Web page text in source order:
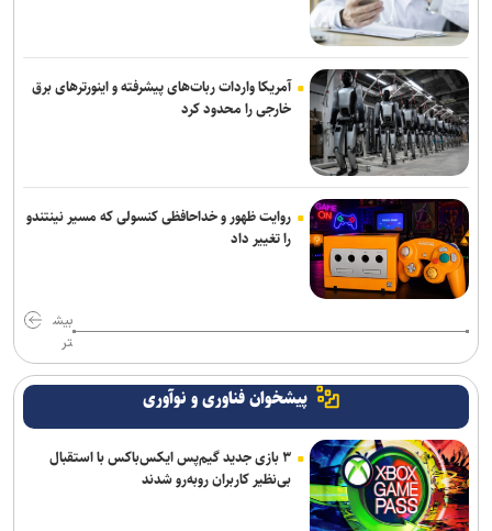
آمریکا واردات ربات‌های پیشرفته و اینورترهای برق
خارجی را محدود کرد
روایت ظهور و خداحافظی کنسولی که مسیر نینتندو
را تغییر داد
بیش
تر
پیشخوان فناوری و نوآوری
۳ بازی جدید گیم‌پس ایکس‌باکس با استقبال
بی‌نظیر کاربران روبه‌رو شدند